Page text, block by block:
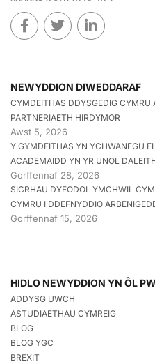
NEWYDDION DIWEDDARAF
CYMDEITHAS DDYSGEDIG CYMRU
PARTNERIAETH HIRDYMOR
Awst 5, 2026
Y GYMDEITHAS YN YCHWANEGU
ACADEMAIDD YN YR UNOL
Gorffennaf 28, 2026
SICRHAU DYFODOL YMCHWIL
CYMRU I DDEFNYDDIO
Gorffennaf 15, 2026
HIDLO NEWYDDION YN ÔL
ADDYSG UWCH
ASTUDIAETHAU CYMREIG
BLOG
BLOG YGC
BREXIT